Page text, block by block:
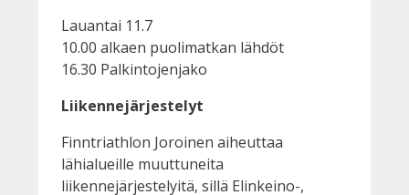
Lauantai 11.7
10.00 alkaen puolimatkan lähdöt
16.30 Palkintojenjako
Liikennejärjestelyt
Finntriathlon Joroinen aiheuttaa
lähialueille muuttuneita
liikennejärjestelyitä, sillä Elinkeino-,